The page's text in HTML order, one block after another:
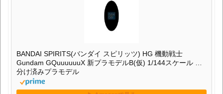
BANDAI SPIRITS(バンダイ スピリッツ) HG 機動戦士
Gundam GQuuuuuuX 新プラモデルB(仮) 1/144スケール 色
分け済みプラモデル